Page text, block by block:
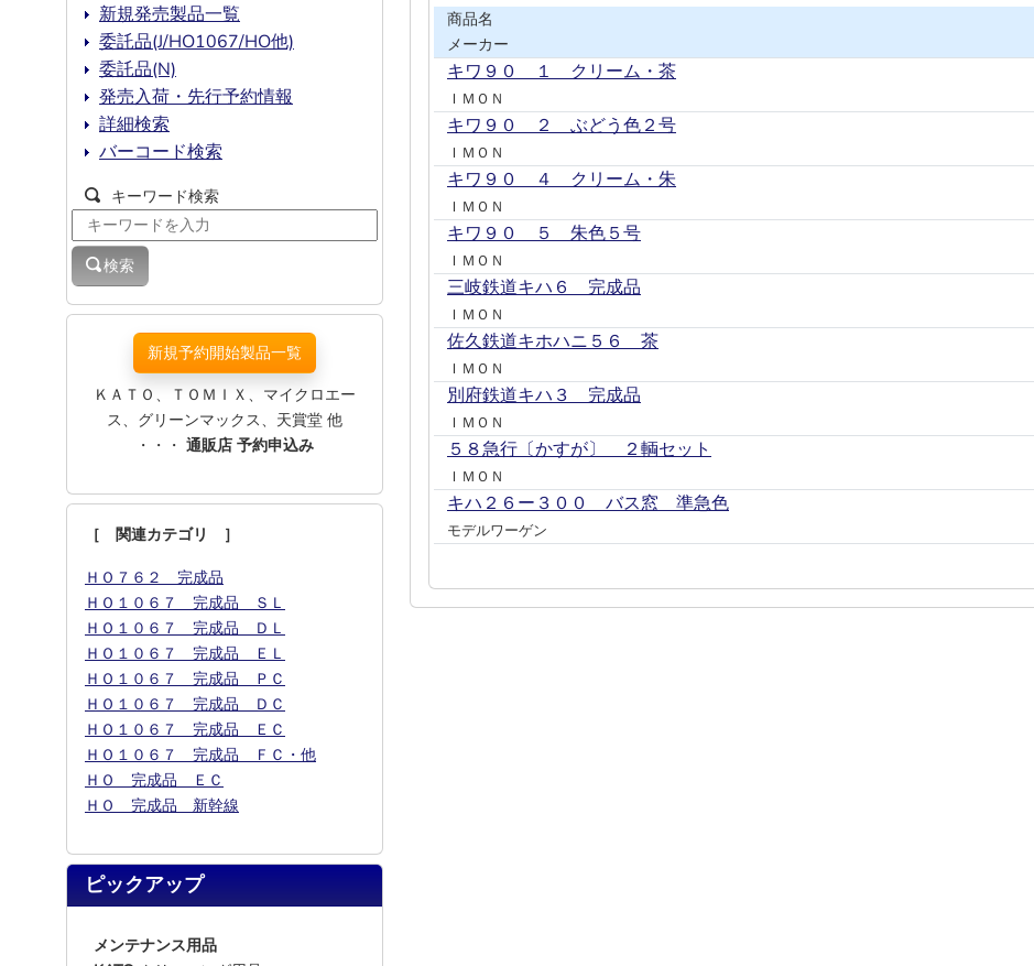
商品名
メーカー
キワ９０ １ クリーム・茶
ＩＭＯＮ
キワ９０ ２ ぶどう色２号
ＩＭＯＮ
キワ９０ ４ クリーム・朱
ＩＭＯＮ
キワ９０ ５ 朱色５号
ＩＭＯＮ
三岐鉄道キハ６ 完成品
ＩＭＯＮ
佐久鉄道キホハニ５６ 茶
ＩＭＯＮ
別府鉄道キハ３ 完成品
ＩＭＯＮ
５８急行〔かすが〕 ２輌セット
ＩＭＯＮ
キハ２６ー３００ バス窓 準急色
モデルワーゲン
新規発売製品一覧
委託品(J/HO1067/HO他)
委託品(N)
発売入荷・先行予約情報
詳細検索
バーコード検索
キーワード検索
検索
新規予約開始製品一覧
ＫＡＴＯ、ＴＯＭＩＸ、マイクロエー
ス、グリーンマックス、天賞堂 他
・・・ 通販店 予約申込み
［ 関連カテゴリ ］
ＨＯ７６２ 完成品
ＨＯ１０６７ 完成品 ＳＬ
ＨＯ１０６７ 完成品 ＤＬ
ＨＯ１０６７ 完成品 ＥＬ
ＨＯ１０６７ 完成品 ＰＣ
ＨＯ１０６７ 完成品 ＤＣ
ＨＯ１０６７ 完成品 ＥＣ
ＨＯ１０６７ 完成品 ＦＣ・他
ＨＯ 完成品 ＥＣ
ＨＯ 完成品 新幹線
ピックアップ
メンテナンス用品